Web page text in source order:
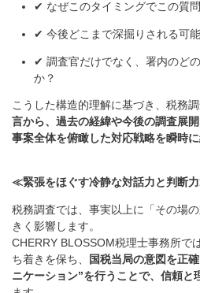
✔ なぜこのタイミングでこの質
✔ 今後どこまで深掘りされる可
✔ 調査官だけでなく、署内のど
か？
こうした構造的理解に基づき、税務
言から、過去の経緯や今後の調査展
事案全体を俯瞰した対応戦略を瞬時に
≪緊張をほぐす冷静な対話力と判断
税務調査では、事実以上に「その場
きく影響します。
CHERRY BLOSSOM税理士事務所で
ち着きを保ち、
国税当局の意図を正
ニケーション”を行うことで、信頼と